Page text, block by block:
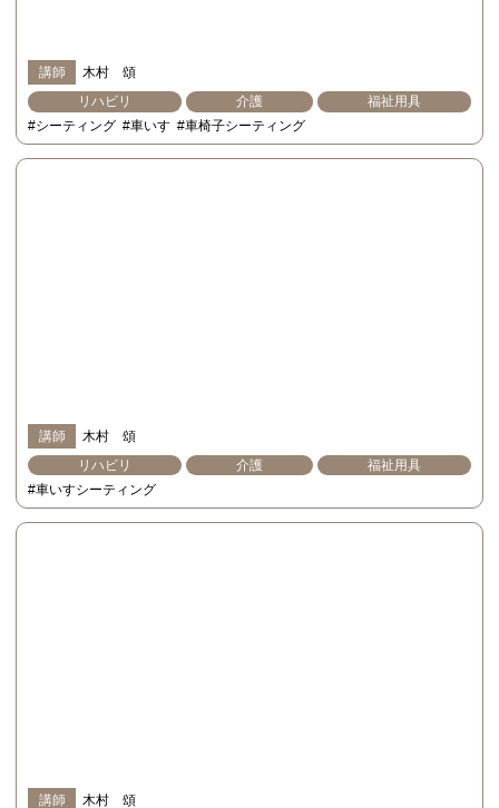
講師
木村 頌
リハビリ
介護
福祉用具
#シーティング #車いす #車椅子シーティング
講師
木村 頌
リハビリ
介護
福祉用具
#車いすシーティング
講師 木村 頌